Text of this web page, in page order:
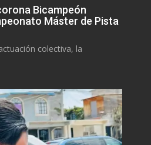
Bicampeón
Máster de Pista
colectiva, la